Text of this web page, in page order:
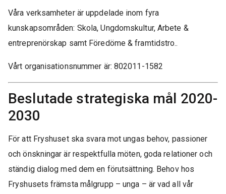
Våra verksamheter är uppdelade inom fyra
kunskapsområden: Skola, Ungdomskultur, Arbete &
entreprenörskap samt Föredöme & framtidstro..
Vårt organisationsnummer är: 802011-1582
Beslutade strategiska mål 2020-
2030
För att Fryshuset ska svara mot ungas behov, passioner
och önskningar är respektfulla möten, goda relationer och
ständig dialog med dem en förutsättning. Behov hos
Fryshusets främsta målgrupp – unga – är vad all vår